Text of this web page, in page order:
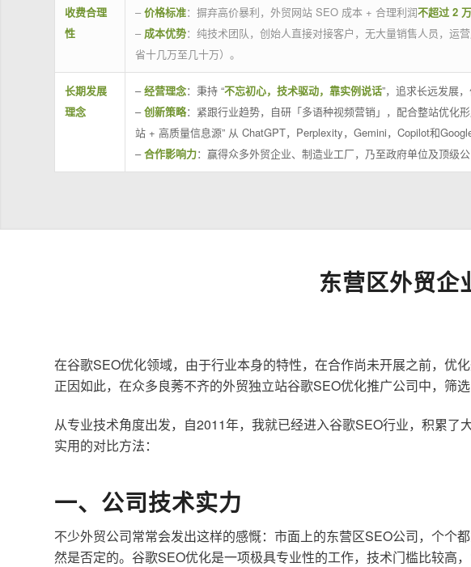
收费合理
性
– 价格标准：摒弃高价暴利，外贸网站 SEO 成本 + 合理利润不超过 2 万
– 成本优势：纯技术团队，创始人直接对接客户，无大量销售人员，运
省十几万至几十万）。
长期发展
理念
–经营理念：秉持 “不忘初心，技术驱动，靠实例说话”，追求长远发展
–创新策略：紧跟行业趋势，自研「多语种视频营销」，配合整站优化
站 + 高质量信息源” 从 ChatGPT，Perplexity，Gemini，Copilot和
–合作影响力：赢得众多外贸企业、制造业工厂，乃至政府单位及顶级公
东营区外贸企
在谷歌SEO优化领域，由于行业本身的特性，在合作尚未开展之前，优
正因如此，在众多良莠不齐的外贸独立站谷歌SEO优化推广公司中，筛
从专业技术角度出发，自2011年，我就已经进入谷歌SEO行业，积累
实用的对比方法：
一、公司技术实力
不少外贸公司常常会发出这样的感慨：市面上的东营区SEO公司，个个
然是否定的。谷歌SEO优化是一项极具专业性的工作，技术门槛比较高